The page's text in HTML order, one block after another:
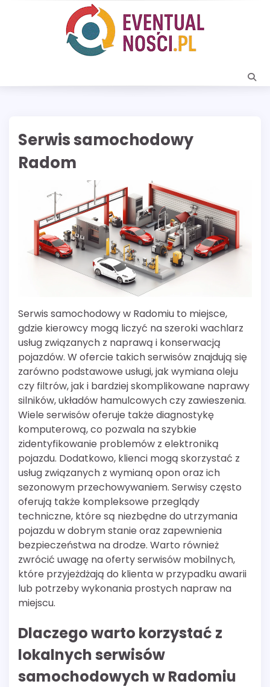
Serwis samochodowy
Radom
Serwis samochodowy w Radomiu to miejsce,
gdzie kierowcy mogą liczyć na szeroki wachlarz
usług związanych z naprawą i konserwacją
pojazdów. W ofercie takich serwisów znajdują się
zarówno podstawowe usługi, jak wymiana oleju
czy filtrów, jak i bardziej skomplikowane naprawy
silników, układów hamulcowych czy zawieszenia.
Wiele serwisów oferuje także diagnostykę
komputerową, co pozwala na szybkie
zidentyfikowanie problemów z elektroniką
pojazdu. Dodatkowo, klienci mogą skorzystać z
usług związanych z wymianą opon oraz ich
sezonowym przechowywaniem. Serwisy często
oferują także kompleksowe przeglądy
techniczne, które są niezbędne do utrzymania
pojazdu w dobrym stanie oraz zapewnienia
bezpieczeństwa na drodze. Warto również
zwrócić uwagę na oferty serwisów mobilnych,
które przyjeżdżają do klienta w przypadku awarii
lub potrzeby wykonania prostych napraw na
miejscu.
Dlaczego warto korzystać z
lokalnych serwisów
samochodowych w Radomiu